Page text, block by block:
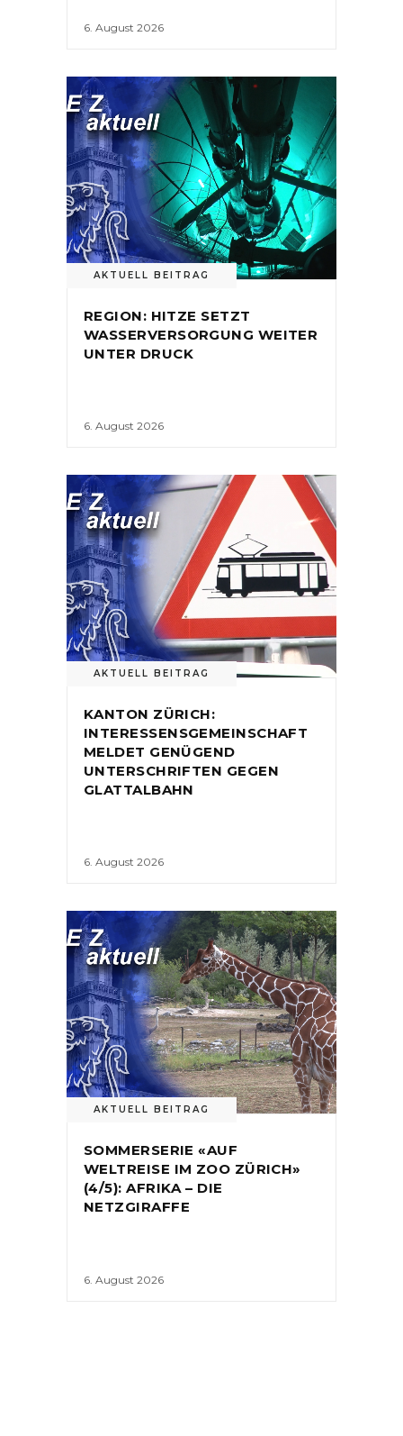
6. August 2026
AKTUELL BEITRAG
REGION: HITZE SETZT
WASSERVERSORGUNG WEITER
UNTER DRUCK
6. August 2026
AKTUELL BEITRAG
KANTON ZÜRICH:
INTERESSENSGEMEINSCHAFT
MELDET GENÜGEND
UNTERSCHRIFTEN GEGEN
GLATTALBAHN
6. August 2026
AKTUELL BEITRAG
SOMMERSERIE «AUF
WELTREISE IM ZOO ZÜRICH»
(4/5): AFRIKA – DIE
NETZGIRAFFE
6. August 2026